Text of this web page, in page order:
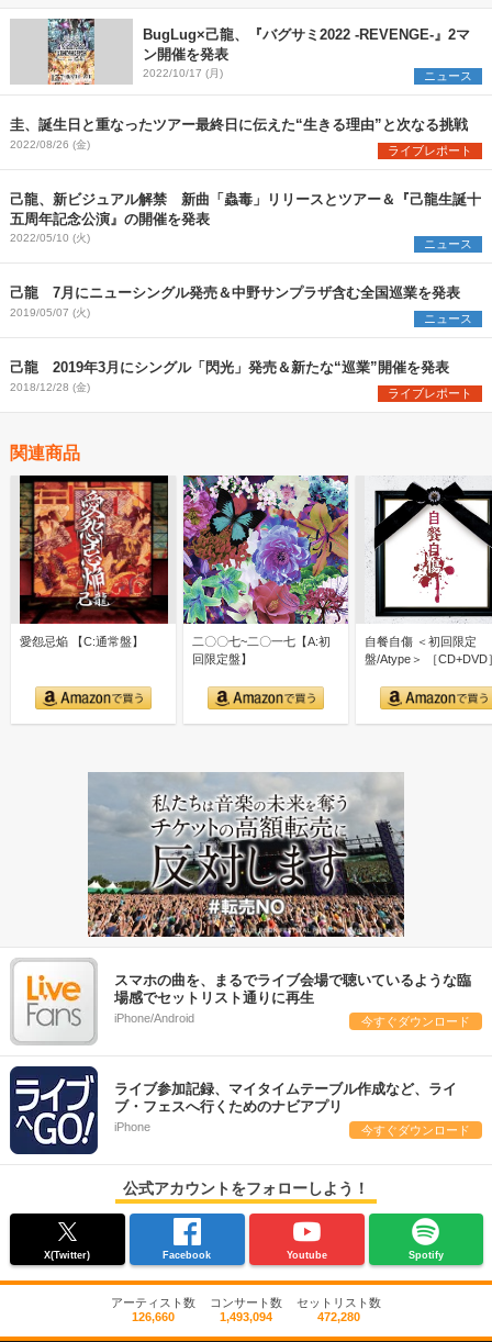
BugLug×己龍、『バグサミ2022 -REVENGE-』2マ
ン開催を発表
2022/10/17 (月) ニュース
圭、誕生日と重なったツアー最終日に伝えた“生きる理由”と次なる挑戦
2022/08/26 (金) ライブレポート
己龍、新ビジュアル解禁 新曲「蟲毒」リリースとツアー＆『己龍生誕十
五周年記念公演』の開催を発表
2022/05/10 (火) ニュース
己龍 7月にニューシングル発売＆中野サンプラザ含む全国巡業を発表
2019/05/07 (火) ニュース
己龍 2019年3月にシングル「閃光」発売＆新たな“巡業”開催を発表
2018/12/28 (金) ライブレポート
関連商品
愛怨忌焔 【C:通常盤】
二〇〇七~二〇一七【A:初
回限定盤】
自餐自傷 ＜初回限定
盤/Atype＞ ［CD+DVD
スマホの曲を、まるでライブ会場で聴いているような臨
場感でセットリスト通りに再生
iPhone/Android 今すぐダウンロード
ライブ参加記録、マイタイムテーブル作成など、ライ
ブ・フェスへ行くためのナビアプリ
iPhone 今すぐダウンロード
公式アカウントをフォローしよう！
X(Twitter) Facebook Youtube Spotify
アーティスト数
126,660
コンサート数
1,493,094
セットリスト数
472,280